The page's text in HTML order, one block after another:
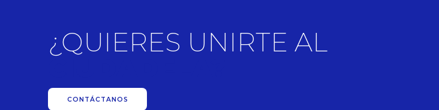
¿QUIERES UNIRTE AL
CONTÁCTANOS